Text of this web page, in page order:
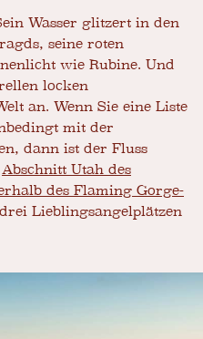
Wasser glitzert in den
seine roten
wie Rubine. Und
locken
an. Wenn Sie eine Liste
mit der
dann ist der Fluss
Abschnitt Utah des
des Flaming Gorge-
Lieblingsangelplätzen